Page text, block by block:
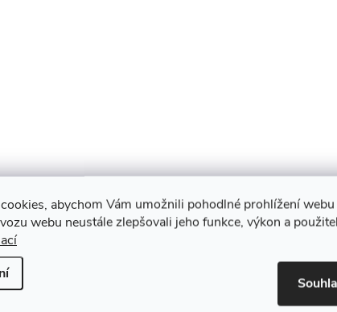
abychom Vám umožnili pohodlné prohlížení
webu neustále zlepšovali jeho funkce, výkon a
mýdla, 2 x 300 ml, dvojitý, plast, lesk -